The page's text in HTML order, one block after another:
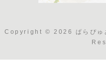
Copyright © 2026 ぱらぴゅ